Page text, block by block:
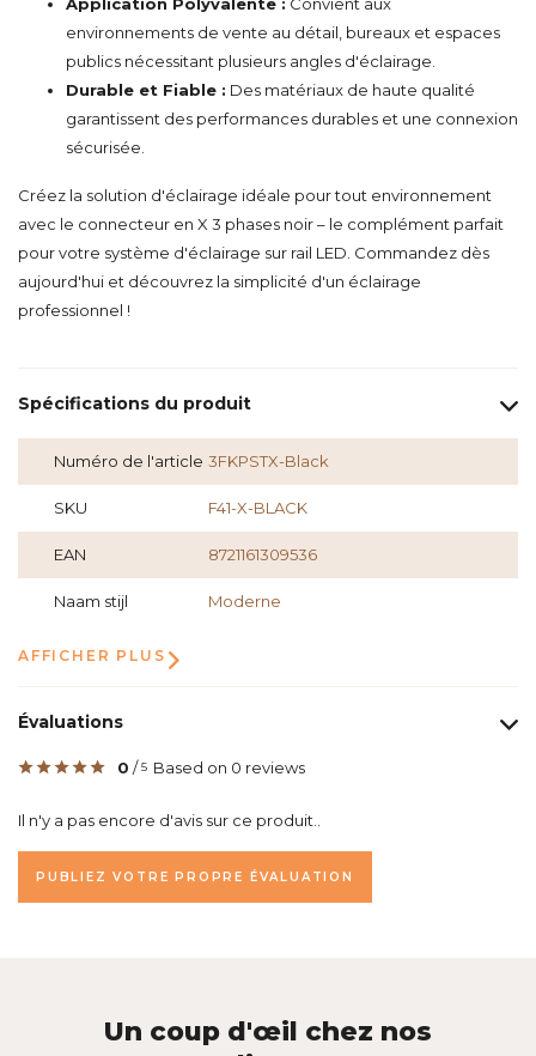
environnements de vente au détail, bureaux et espaces
publics nécessitant plusieurs angles d'éclairage.
Durable et Fiable : Des matériaux de haute qualité
garantissent des performances durables et une connexion
sécurisée.
Créez la solution d'éclairage idéale pour tout environnement
avec le connecteur en X 3 phases noir – le complément parfait
pour votre système d'éclairage sur rail LED. Commandez dès
aujourd'hui et découvrez la simplicité d'un éclairage
professionnel !
Spécifications du produit
Numéro de l'article 3FKPSTX-Black
SKU F41-X-BLACK
EAN 8721161309536
Naam stijl Moderne
AFFICHER PLUS
Évaluations
0 /5 Based on 0 reviews
Il n'y a pas encore d'avis sur ce produit..
PUBLIEZ VOTRE PROPRE ÉVALUATION
Un coup d'œil chez nos